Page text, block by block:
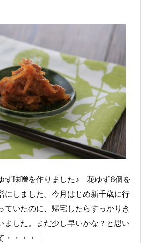
ず味噌を作りました♪ 花ゆず6個を
にしました。今月はじめ新千歳に行
ていたのに、帰宅したらすっかりき
ました。まだ少し早いかな？と思い
・・・・！